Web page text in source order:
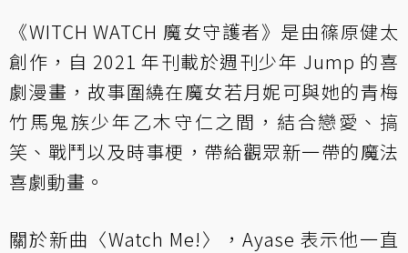
《WITCH WATCH 魔女守護者》是由篠原健太
創作，自 2021 年刊載於週刊少年 Jump 的喜
劇漫畫，故事圍繞在魔女若月妮可與她的青梅
竹馬鬼族少年乙木守仁之間，結合戀愛、搞
笑、戰鬥以及時事梗，帶給觀眾新一帶的魔法
喜劇動畫。
關於新曲〈Watch Me!〉，Ayase 表示他一直